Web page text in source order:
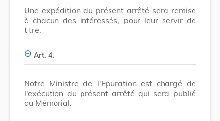
Une expédition du présent arrêté sera remise
à chacun des intéressés, pour leur servir de
titre.
Art. 4.
Notre Ministre de l'Epuration est chargé de
l'exécution du présent arrêté qui sera publié
au Mémorial.